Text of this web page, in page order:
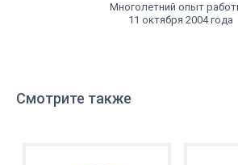
Многолетний опыт
11 октября 2004 года
Смотрите также